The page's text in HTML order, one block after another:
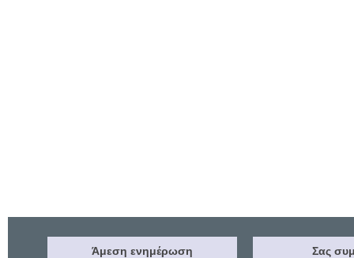
Άμεση ενημέρωση Σας